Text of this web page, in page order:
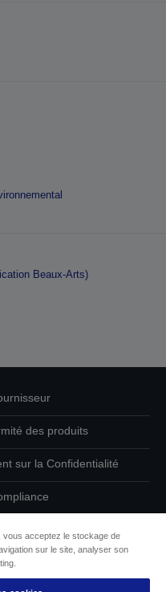
Beaux-Arts)
des produits
sur la Confidentialité
cookies
vous acceptez le stockage de
sur le site, analyser son